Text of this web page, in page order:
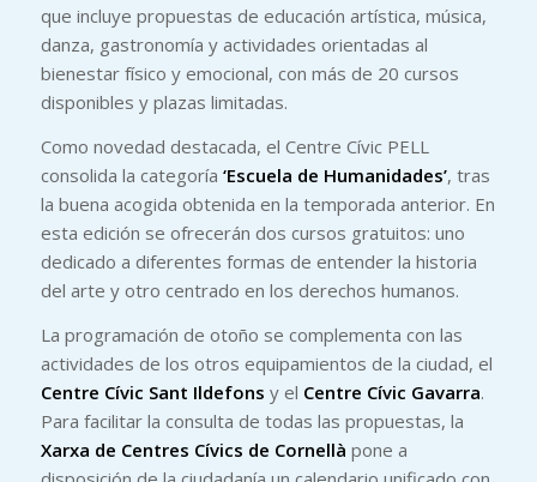
que incluye propuestas de educación artística, música,
danza, gastronomía y actividades orientadas al
bienestar físico y emocional, con más de 20 cursos
disponibles y plazas limitadas.
Como novedad destacada, el Centre Cívic PELL
consolida la categoría ‘Escuela de Humanidades’, tras
la buena acogida obtenida en la temporada anterior. En
esta edición se ofrecerán dos cursos gratuitos: uno
dedicado a diferentes formas de entender la historia
del arte y otro centrado en los derechos humanos.
La programación de otoño se complementa con las
actividades de los otros equipamientos de la ciudad, el
Centre Cívic Sant Ildefons y el Centre Cívic Gavarra.
Para facilitar la consulta de todas las propuestas, la
Xarxa de Centres Cívics de Cornellà pone a